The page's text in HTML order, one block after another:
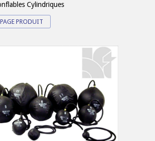
Cylindriques
PRODUIT